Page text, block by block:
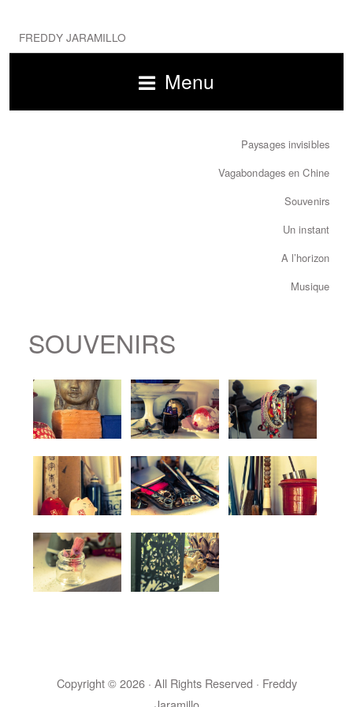
FREDDY JARAMILLO
Menu
Paysages invisibles
Vagabondages en Chine
Souvenirs
Un instant
A l’horizon
Musique
SOUVENIRS
Copyright © 2026 · All Rights Reserved · Freddy